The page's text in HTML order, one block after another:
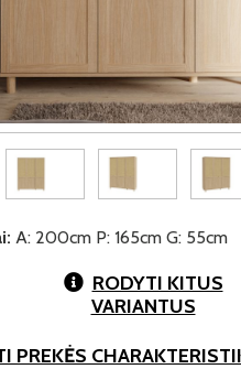
A: 200cm P: 165cm G: 55cm
RODYTI KITUS
VARIANTUS
PREKĖS